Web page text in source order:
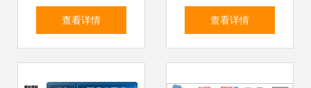
商撬动中小企业市
查看详情
动申诉量超联通电
查看详情